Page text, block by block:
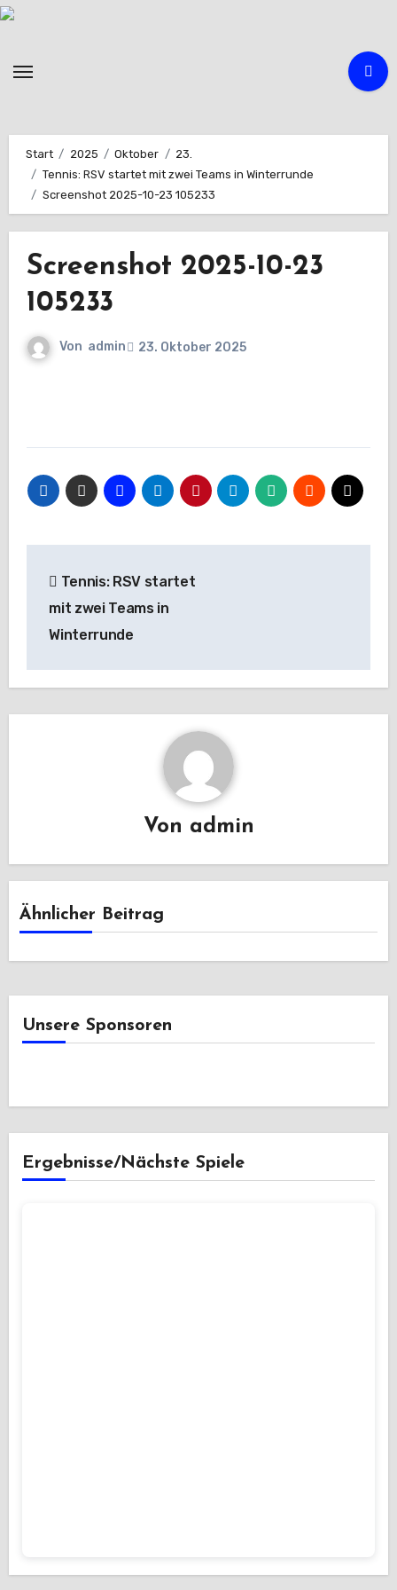
Zum
Start 2025 Oktober
23.
Tennis: RSV startet mit zwei Teams in Winterrunde
Screenshot 2025-10-23 105233
Screenshot 2025-10-23
105233
Von admin 23. Oktober 2025
Tennis: RSV startet
mit zwei Teams in
Winterrunde
Von admin
Ähnlicher Beitrag
Unsere Sponsoren
Ergebnisse/Nächste Spiele